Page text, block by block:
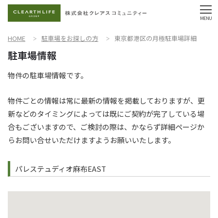
HOME 駐車場をお探しの方 東京都港区の月極駐車場詳細
物件の駐車場情報です。
物件ごとの情報は常に最新の情報を掲載しておりますが、更
新などのタイミングによっては既にご契約が完了している場
合もございますので、ご検討の際は、かならず詳細ページか
らお問い合せいただけますようお願いいたします。
パレステュディオ麻布EAST